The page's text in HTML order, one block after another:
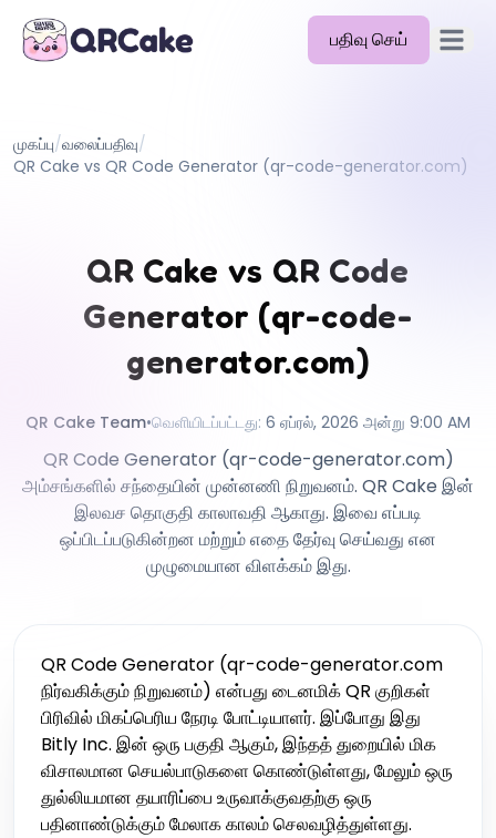
பதிவு செய்
விலை
ஆவணங்கள்
முகப்பு/வலைப்பதிவு/
QR Cake vs QR Code Generator (qr-code-generator.com)
QR Cake vs QR Code
Generator (qr-code-
generator.com)
QR Cake Team•வெளியிடப்பட்டது: 6 ஏப்ரல், 2026 அன்று 9:00 AM
QR Code Generator (qr-code-generator.com)
அம்சங்களில் சந்தையின் முன்னணி நிறுவனம். QR Cake இன்
இலவச தொகுதி காலாவதி ஆகாது. இவை எப்படி
ஒப்பிடப்படுகின்றன மற்றும் எதை தேர்வு செய்வது என
முழுமையான விளக்கம் இது.
QR Code Generator (qr-code-generator.com
நிர்வகிக்கும் நிறுவனம்) என்பது டைனமிக் QR குறிகள்
பிரிவில் மிகப்பெரிய நேரடி போட்டியாளர். இப்போது இது
Bitly Inc. இன் ஒரு பகுதி ஆகும், இந்தத் துறையில் மிக
விசாலமான செயல்பாடுகளை கொண்டுள்ளது, மேலும் ஒரு
துல்லியமான தயாரிப்பை உருவாக்குவதற்கு ஒரு
பதினாண்டுக்கும் மேலாக காலம் செலவழித்துள்ளது.